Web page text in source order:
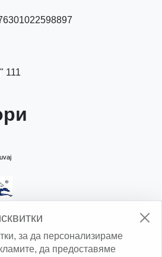
111
за да персонализираме
да предоставяме